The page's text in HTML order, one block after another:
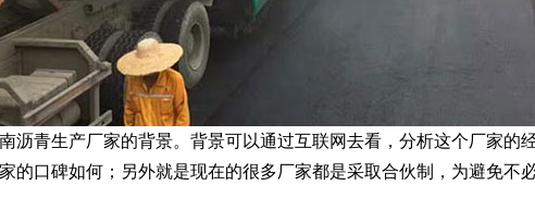
青生产厂家的背景。背景可以通过互联网去看，分析这个厂家的
的口碑如何；另外就是现在的很多厂家都是采取合伙制，为避免不